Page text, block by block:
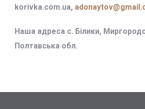
korivka.com.ua,
Наша адреса с. Білики,
Полтавська обл.